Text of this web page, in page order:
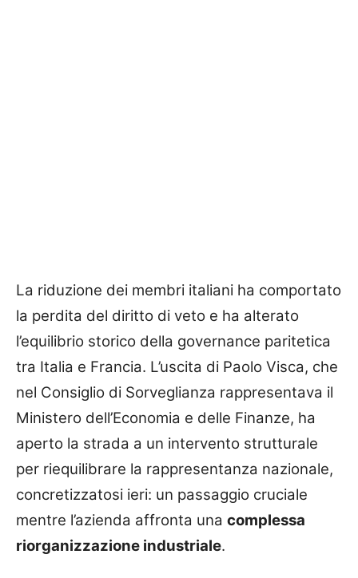
La riduzione dei membri italiani ha comportato
la perdita del diritto di veto e ha alterato
l’equilibrio storico della governance paritetica
tra Italia e Francia. L’uscita di Paolo Visca, che
nel Consiglio di Sorveglianza rappresentava il
Ministero dell’Economia e delle Finanze, ha
aperto la strada a un intervento strutturale
per riequilibrare la rappresentanza nazionale,
concretizzatosi ieri: un passaggio cruciale
mentre l’azienda affronta una complessa
riorganizzazione industriale.